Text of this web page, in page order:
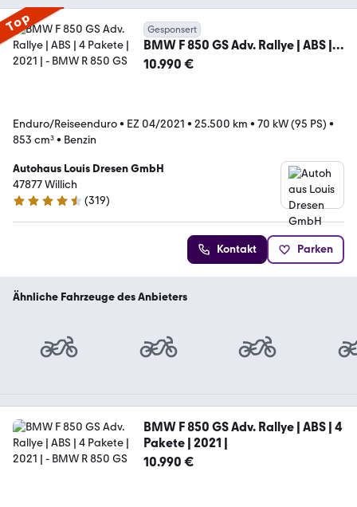
Top Gesponsert
BMW F 850 GS Adv. Rallye | ABS | 4
Pakete | 2021 |
10.990 €
Enduro/Reiseenduro• EZ 04/2021 • 25.500 km • 70 kW (95 PS) •
853 cm³• Benzin
Autohaus Louis Dresen GmbH
47877 Willich
4.6 Sterne
(319)
Kontakt Parken
Ähnliche Fahrzeuge des Anbieters
BMW F 850 GS Adv. Rallye | ABS | 4
Pakete | 2021 |
10.990 €